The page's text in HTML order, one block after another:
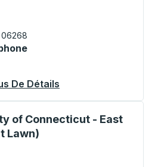
De Détails
of Connecticut - East
Lawn)
les touches fléchées ou la